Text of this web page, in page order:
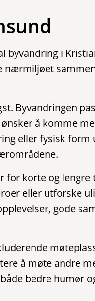
byvandring i
nærmiljøet
Byvandringen
å komme
eller fysisk form
korte og lengre
eller utforske
gode
å møte andre
bedre humør